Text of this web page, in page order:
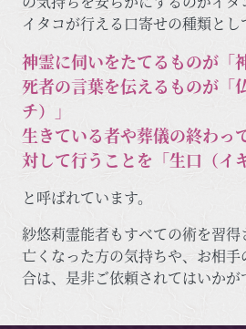
イタコが行える口寄せの種類とし
神霊に伺いをたてるものが「
死者の言葉を伝えるものが「
チ）」
生きている者や葬儀の終わっ
対して行うことを「生口（イ
と呼ばれています。
紗悠莉霊能者もすべての術を習得
亡くなった方の気持ちや、お相
合は、是非ご依頼されてはいかが